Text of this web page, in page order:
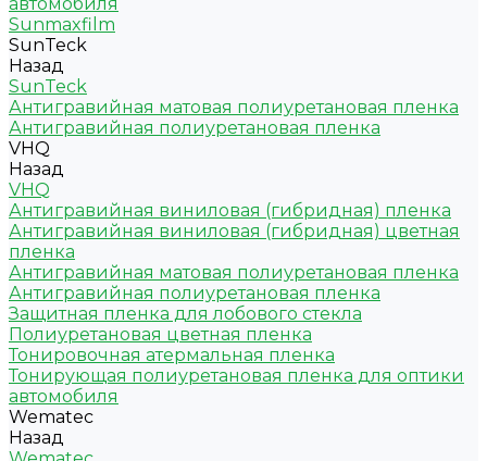
Sunmaxfilm
SunTeck
Назад
SunTeck
Антигравийная матовая полиуретановая пленка
Антигравийная полиуретановая пленка
VHQ
Назад
VHQ
Антигравийная виниловая (гибридная) пленка
Антигравийная виниловая (гибридная) цветная
пленка
Антигравийная матовая полиуретановая пленка
Антигравийная полиуретановая пленка
Защитная пленка для лобового стекла
Полиуретановая цветная пленка
Тонировочная атермальная пленка
Тонирующая полиуретановая пленка для оптики
автомобиля
Wematec
Назад